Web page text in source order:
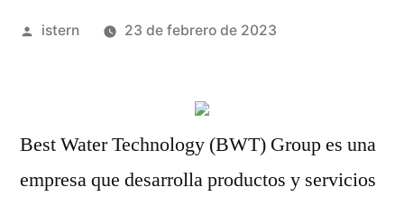
Publicado
istern 23 de febrero de 2023
Best Water Technology (BWT) Group es una
empresa que desarrolla productos y servicios